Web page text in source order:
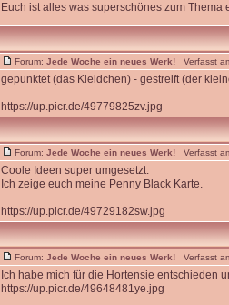
Euch ist alles was superschönes zum
Forum: Jede Woche ein neues Werk! Verfasst
gepunktet (das Kleidchen) - gestreift (der
https://up.picr.de/49779825zv.jpg
Forum: Jede Woche ein neues Werk! Verfasst
Coole Ideen super umgesetzt.
Ich zeige euch meine Penny Black Karte.
https://up.picr.de/49729182sw.jpg
Forum: Jede Woche ein neues Werk! Verfasst
Ich habe mich für die Hortensie entschieden
https://up.picr.de/49648481ye.jpg